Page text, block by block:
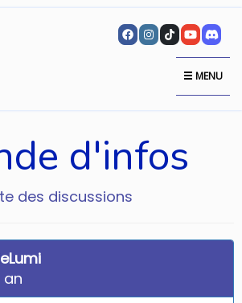
MENU
d'infos
des discussions
an